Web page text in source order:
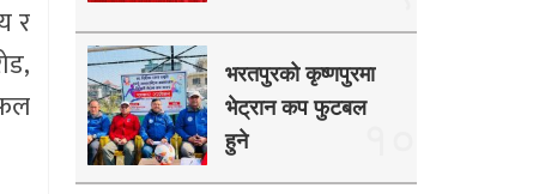
र
भरतपुरको कृष्णपुरमा
भेट्रान कप फुटबल
हुने